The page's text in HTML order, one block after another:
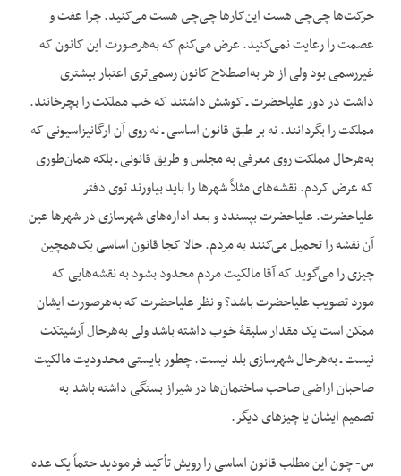
حرکت‌ها چی‌چی هست این‌کارها چی‌چی هست می‌کنید. چرا عفت و
عصمت را رعایت نمی‌کنید. عرض می‌کنم که به‌هرصورت این کانون که
غیررسمی بود ولی از هر به‌اصطلاح کانون رسمی‌تری اعتبار بیشتری
داشت در دور علیاحضرت ـ کوشش داشتند که خب مملکت را بچرخانند.
مملکت را بگردانند. نه بر طبق قانون اساسی ـ نه روی آن ارگانیزاسیونی که
به‌هرحال مملکت روی معرفی به مجلس و طریق قانونی ـ بلکه همان‌طوری
که عرض کردم. نقشه‌های مثلاً شهرها را باید بیاورند توی دفتر
علیاحضرت. علیاحضرت بپسندد و بعد اداره‌های شهرسازی در شهرها عین
آن نقشه را تحمیل می‌کنند به مردم. حالا کجا قانون اساسی یک‌همچین
چیزی را می‌گوید که آقا مالکیت مردم محدود بشود به نقشه‌هایی که
مورد تصویب علیاحضرت باشد؟ و نظر علیاحضرت که به‌هرصورت ایشان
ممکن است یک مقدار سلیقۀ خوب داشته باشد ولی به‌هرحال آرشیتکت
نیست ـ به‌هرحال شهرسازی بلد نیست. چطور بایستی محدودیت مالکیت
صاحبان اراضی صاحب ساختمان‌ها در شیراز بستگی داشته باشد به
تصمیم ایشان یا چیزهای دیگر.
س- چون این مطلب قانون اساسی را رویش تأکید فرمودید حتماً یک عده